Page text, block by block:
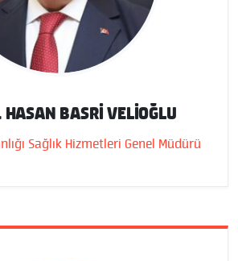
HASAN BASRI VELİOĞLU
Sağlık Hizmetleri Genel Müdürü